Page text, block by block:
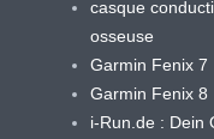
casque
osseuse
Garmin Fenix 7
Garmin Fenix 8
i-Run.de : Dein